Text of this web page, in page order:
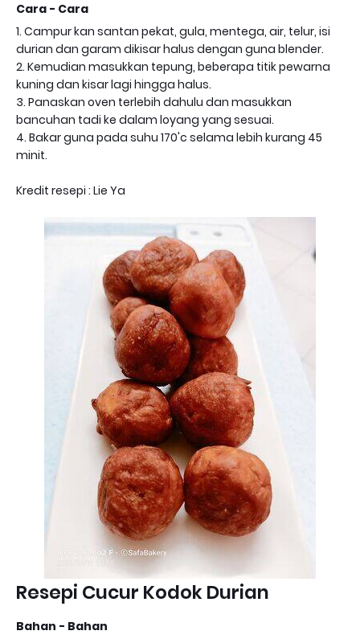
Cara - Cara
1. Campur kan santan pekat, gula, mentega, air, telur, isi
durian dan garam dikisar halus dengan guna blender.
2. Kemudian masukkan tepung, beberapa titik pewarna
kuning dan kisar lagi hingga halus.
3. Panaskan oven terlebih dahulu dan masukkan
bancuhan tadi ke dalam loyang yang sesuai.
4. Bakar guna pada suhu 170'c selama lebih kurang 45
minit.
Kredit resepi : Lie Ya
Resepi Cucur Kodok Durian
Bahan - Bahan